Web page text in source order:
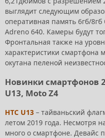
выглядит следующим
оперативная память 6гб/
Adreno 640. Камеры будут
Фронтальная также на
характеристики смартфона
окутана пеленой
Новинки смартфонов
U13, Moto Z4
HTC U13 – тайваньский
летом 2019 года. Несмотря
много о смартфоне. Девайс